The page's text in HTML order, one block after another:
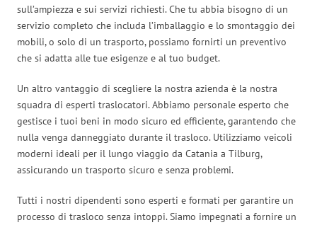
sull’ampiezza e sui servizi richiesti. Che tu abbia bisogno di un
servizio completo che includa l’imballaggio e lo smontaggio dei
mobili, o solo di un trasporto, possiamo fornirti un preventivo
che si adatta alle tue esigenze e al tuo budget.
Un altro vantaggio di scegliere la nostra azienda è la nostra
squadra di esperti traslocatori. Abbiamo personale esperto che
gestisce i tuoi beni in modo sicuro ed efficiente, garantendo che
nulla venga danneggiato durante il trasloco. Utilizziamo veicoli
moderni ideali per il lungo viaggio da Catania a Tilburg,
assicurando un trasporto sicuro e senza problemi.
Tutti i nostri dipendenti sono esperti e formati per garantire un
processo di trasloco senza intoppi. Siamo impegnati a fornire un